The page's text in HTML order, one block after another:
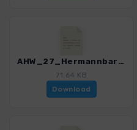
AHW_27_Hermannbarthhuette_Krottenkopfscharte_Kemptnerhuette.gpx
71.64 KB
Download